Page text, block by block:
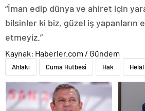
“İman edip dünya ve ahiret için
bilsinler ki biz, güzel iş yapanların
etmeyiz.”
Kaynak: Haberler.com / Gündem
Ahlakı Cuma Hutbesi Hak Helal